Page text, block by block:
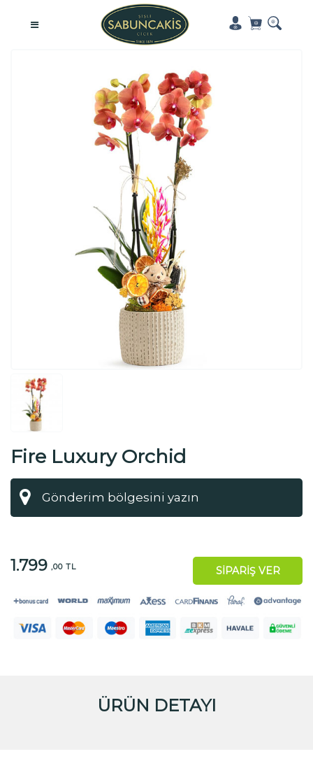
Fire Luxury Orchid
1.799 ,00 TL SİPARİŞ VER
ÜRÜN DETAYI